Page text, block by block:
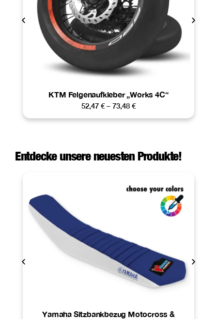
KTM Felgenaufkleber „Works 4C“
52,47 € – 73,48 €
Entdecke unsere neuesten Produkte!
Yamaha Sitzbankbezug Motocross &